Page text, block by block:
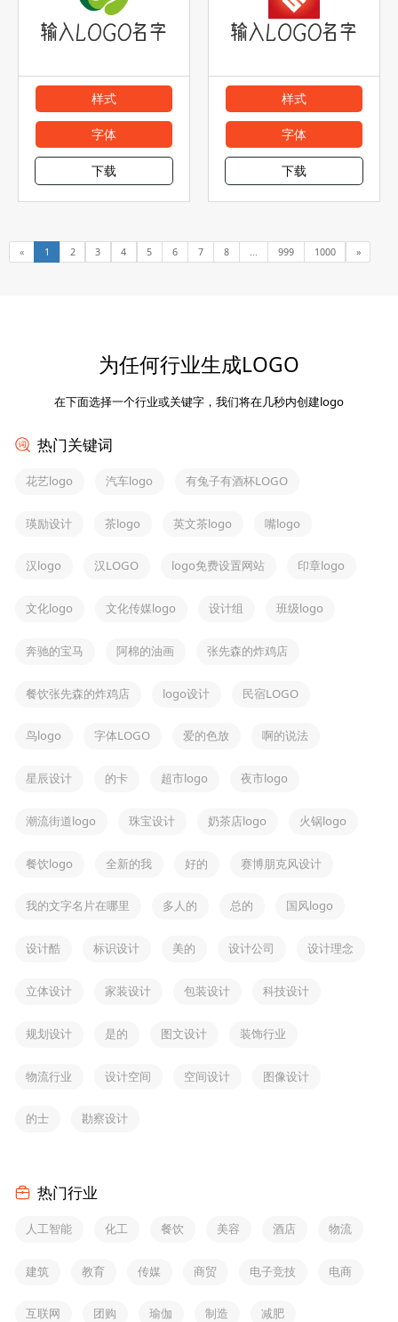
样式
字体
下载
样式
字体
下载
« 1 2 3 4 5 6 7 8 999 1000 »
为任何行业生成LOGO
在下面选择一个行业或关键字，我们将在几秒内创建logo
热门关键词
花艺logo 汽车logo 有兔子有酒杯LOGO
瑛励设计 茶logo 英文茶logo 嘴logo
汉logo 汉LOGO logo免费设置网站 印章logo
文化logo 文化传媒logo 设计组 班级logo
奔驰的宝马 阿棉的油画 张先森的炸鸡店
餐饮张先森的炸鸡店 logo设计 民宿LOGO
鸟logo 字体LOGO 爱的色放 啊的说法
星辰设计 的卡 超市logo 夜市logo
潮流街道logo 珠宝设计 奶茶店logo 火锅logo
餐饮logo 全新的我 好的 赛博朋克风设计
我的文字名片在哪里 多人的 总的 国风logo
设计酷 标识设计 美的 设计公司 设计理念
立体设计 家装设计 包装设计 科技设计
规划设计 是的 图文设计 装饰行业
物流行业 设计空间 空间设计 图像设计
的士 勘察设计
热门行业
人工智能 化工 餐饮 美容 酒店 物流
建筑 教育 传媒 商贸 电子竞技 电商
互联网 团购 瑜伽 制造 减肥